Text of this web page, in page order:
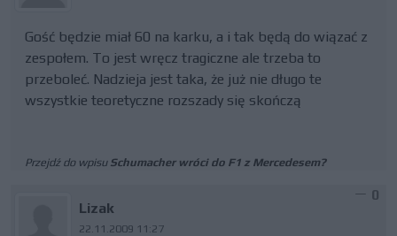
Gość będzie miał 60 na karku, a i tak będą do wiązać z
zespołem. To jest wręcz tragiczne ale trzeba to
przeboleć. Nadzieja jest taka, że już nie długo te
wszystkie teoretyczne rozszady się skończą
Przejdź do wpisu Schumacher wróci do F1 z Mercedesem?
Lizak
22.11.2009 11:27
0